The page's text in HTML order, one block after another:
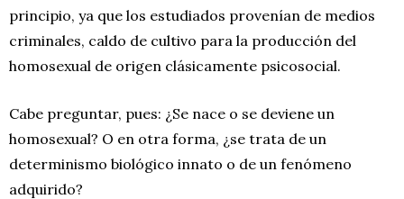
principio, ya que los estudiados provenían de medios
criminales, caldo de cultivo para la producción del
homosexual de origen clásicamente psicosocial.
Cabe preguntar, pues: ¿Se nace o se deviene un
homosexual? O en otra forma, ¿se trata de un
determinismo biológico innato o de un fenómeno
adquirido?